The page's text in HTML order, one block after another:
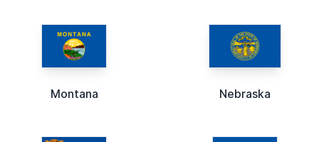
Montana Nebraska